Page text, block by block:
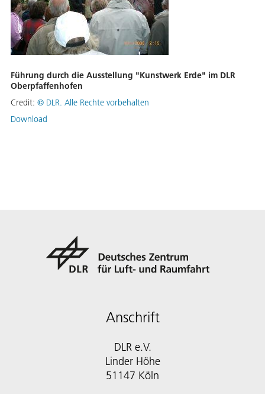
Führung durch die Ausstellung "Kunstwerk Erde" im DLR
Oberpfaffenhofen
Credit: © DLR. Alle Rechte vorbehalten
Download
Anschrift
DLR e.V.
Linder Höhe
51147 Köln